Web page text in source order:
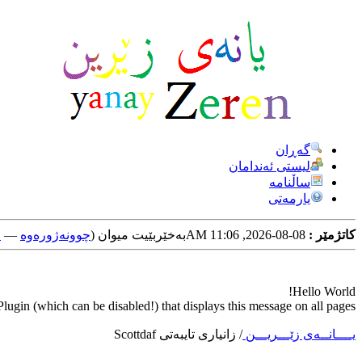
گه‌ڕان
لیستی ئه‌ندامان
ساڵنامه
یارمه‌تی
کاتژمێر : به‌خێربێیت میوان (چوونه‌ژوره‌وه‌ —
Hello World!
(which can be disabled!) that displays this message on all pages.
یــــانــه‌ی زێـــریـــن/ زانیاری تایبه‌تی Scottdaf